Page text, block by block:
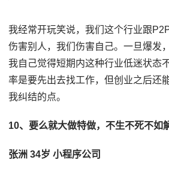
我经常开玩笑说，我们这个行业跟
伤害别人，我们伤害自己。一旦爆发
我自己觉得短期内这种行业低迷状态
率是要先出去找工作，但创业之后还
我纠结的点。
10、要么就大做特做，不生不死不如
张洲 34岁 小程序公司